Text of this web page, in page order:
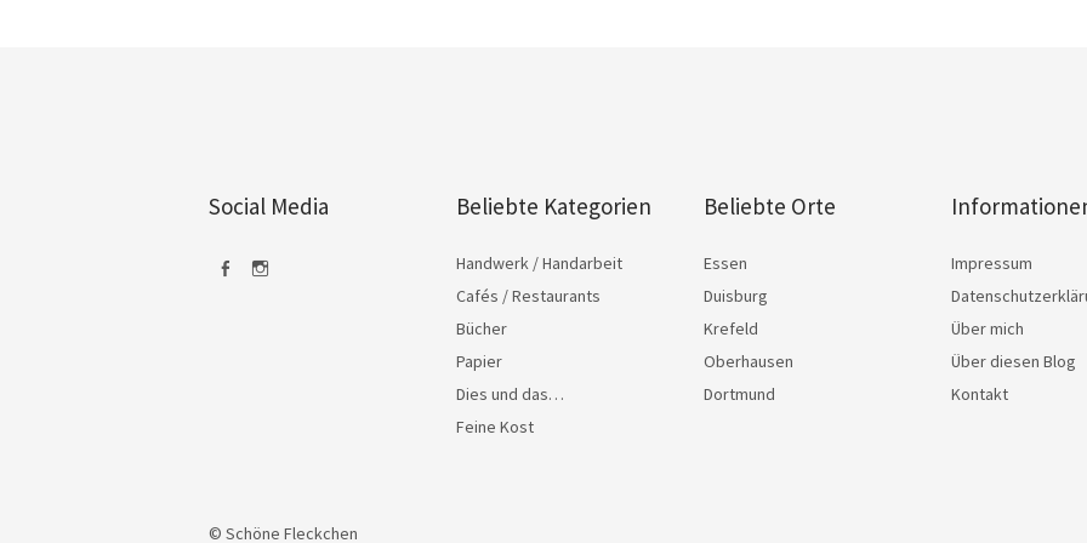
Social Media Beliebte Kategorien
Handwerk / Handarbeit
Cafés / Restaurants
Bücher
Papier
Dies und das…
Feine Kost
Beliebte Orte
Essen
Duisburg
Krefeld
Oberhausen
Dortmund
Impressum
Über mich
Über diesen Blog
Kontakt
© Schöne Fleckchen